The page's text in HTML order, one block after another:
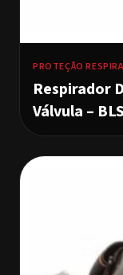
PROTEÇÃO
Respirador
Válvula – BLS